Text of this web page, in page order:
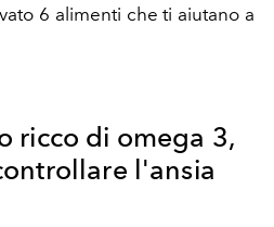
6 alimenti che ti aiutano a
ricco di omega 3,
l'ansia